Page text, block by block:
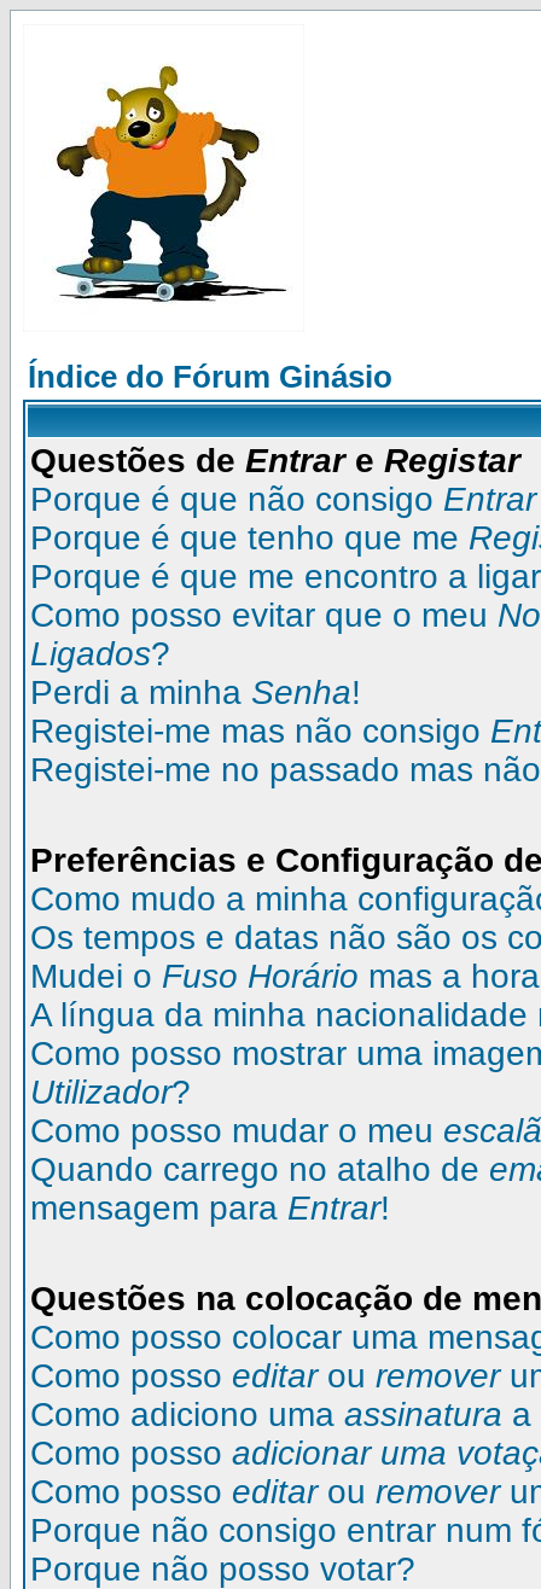
Índice do Fórum Ginásio
Questões de Entrare Registar
Porque é que não consigo Entrar
Porque é que tenho que me
Porque é que me encontro a
Como posso evitar que o meu
Ligados?
Perdi a minha Senha!
Registei-me mas não consigo
Registei-me no passado mas
Preferências e Configuração
Como mudo a minha
Os tempos e datas não são os
Mudei o Fuso Horário mas a
A língua da minha
Como posso mostrar uma
Utilizador?
Como posso mudar o meu
Quando carrego no atalho de
mensagem para Entrar!
Questões na colocação de
Como posso colocar uma
Como posso editarou remover
Como adiciono uma assinatura a
Como posso adicionar uma
Como posso editarou remover
Porque não consigo entrar num
Porque não posso votar?